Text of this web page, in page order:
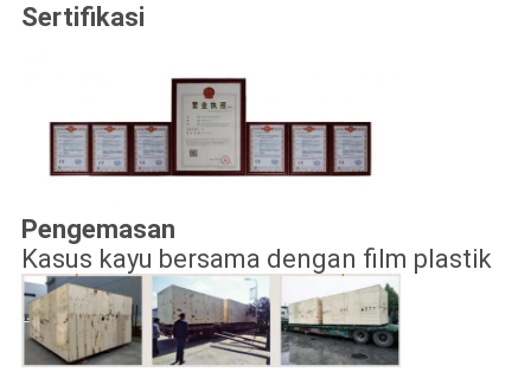
Sertifikasi
Pengemasan
Kasus kayu bersama dengan film plastik